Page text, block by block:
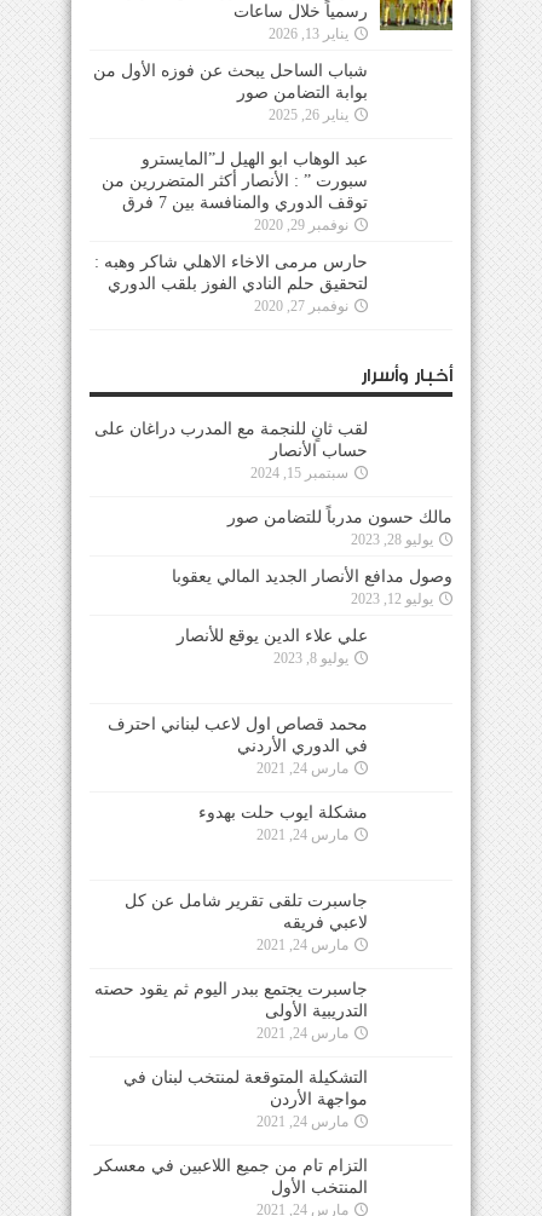
رسمياً خلال ساعات
يناير 13, 2026
شباب الساحل يبحث عن فوزه الأول من
بوابة التضامن صور
يناير 26, 2025
عبد الوهاب ابو الهيل لـ”المايسترو
سبورت ” : الأنصار أكثر المتضررين من
توقف الدوري والمنافسة بين 7 فرق
نوفمبر 29, 2020
حارس مرمى الاخاء الاهلي شاكر وهبه :
لتحقيق حلم النادي الفوز بلقب الدوري
نوفمبر 27, 2020
أخبار وأسرار
لقب ثانٍ للنجمة مع المدرب دراغان على
حساب الأنصار
سبتمبر 15, 2024
مالك حسون مدرباً للتضامن صور
يوليو 28, 2023
وصول مدافع الأنصار الجديد المالي يعقوبا
يوليو 12, 2023
علي علاء الدين يوقع للأنصار
يوليو 8, 2023
محمد قصاص اول لاعب لبناني احترف
في الدوري الأردني
مارس 24, 2021
مشكلة ايوب حلت بهدوء
مارس 24, 2021
جاسبرت تلقى تقرير شامل عن كل
لاعبي فريقه
مارس 24, 2021
جاسبرت يجتمع ببدر اليوم ثم يقود حصته
التدريبية الأولى
مارس 24, 2021
التشكيلة المتوقعة لمنتخب لبنان في
مواجهة الأردن
مارس 24, 2021
التزام تام من جميع اللاعبين في معسكر
المنتخب الأول
مارس 24, 2021